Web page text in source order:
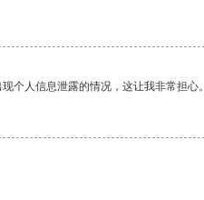
个人信息泄露的情况，这让我非常担心。